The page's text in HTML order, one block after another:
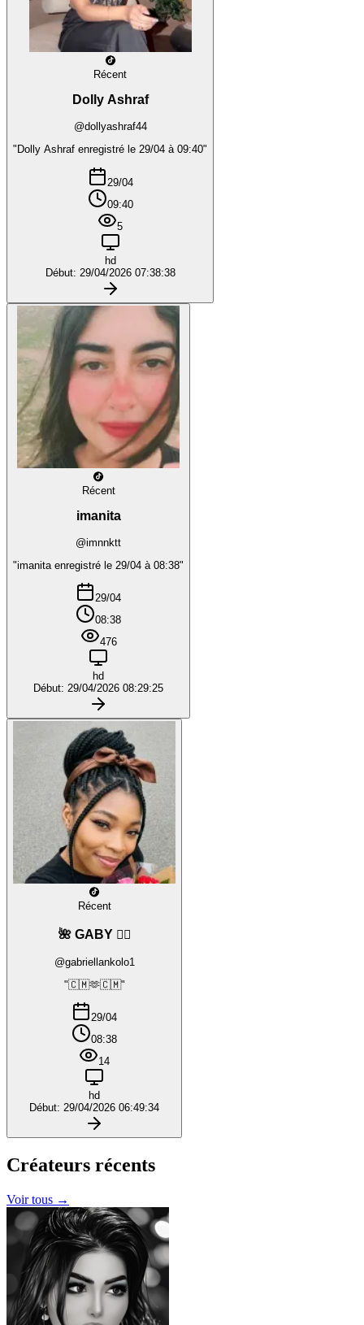
Récent
Dolly Ashraf
@dollyashraf44
"Dolly Ashraf enregistré le 29/04 à 09:40"
29/04
09:40
5
hd
Début: 29/04/2026 07:38:38
Récent
imanita
@imnnktt
"imanita enregistré le 29/04 à 08:38"
29/04
08:38
476
hd
Début: 29/04/2026 08:29:25
Récent
🌺 GABY ❤️‍🔥
@gabriellankolo1
"🇨🇲🫶🇨🇲"
29/04
08:38
14
hd
Début: 29/04/2026 06:49:34
Créateurs récents
Voir tous →